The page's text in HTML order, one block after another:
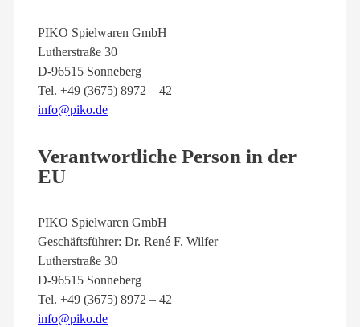
PIKO Spielwaren GmbH
Lutherstraße 30
D-96515 Sonneberg
Tel. +49 (3675) 8972 – 42
info@piko.de
Verantwortliche Person in der
EU
PIKO Spielwaren GmbH
Geschäftsführer: Dr. René F. Wilfer
Lutherstraße 30
D-96515 Sonneberg
Tel. +49 (3675) 8972 – 42
info@piko.de